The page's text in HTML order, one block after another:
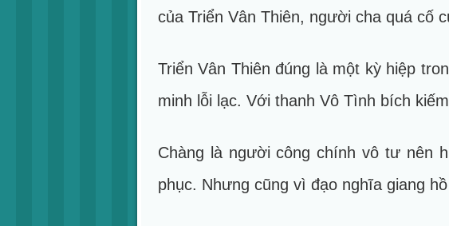
của Triển Vân Thiên, người cha quá cố
Triển Vân Thiên đúng là một kỳ hiệp
minh lỗi lạc. Với thanh Vô Tình bích
Chàng là người công chính vô tư nên
phục. Nhưng cũng vì đạo nghĩa giang